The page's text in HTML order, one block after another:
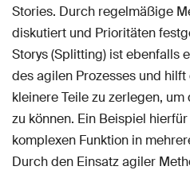
Stories. Durch regelmäßige
diskutiert und Prioritäten
Storys (Splitting) ist ebenfalls
des agilen Prozesses und
kleinere Teile zu zerlegen,
zu können. Ein Beispiel
komplexen Funktion in
Durch den Einsatz agiler